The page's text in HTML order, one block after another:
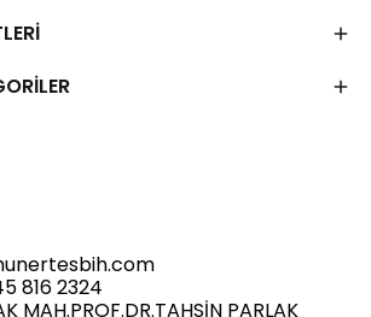
816 2324
MAH.PROF.DR.TAHSİN PARLAK